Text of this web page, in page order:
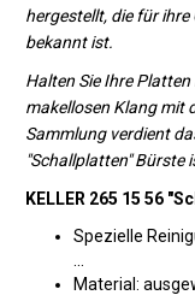
hergestellt, die für
bekannt ist.
Halten Sie Ihre
makellosen Klang mit
Sammlung verdient
"Schallplatten" Bürste
KELLER 265 15 56
Spezielle
Material: